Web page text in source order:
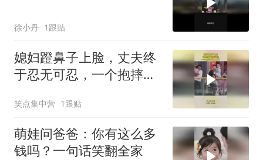
徐小丹 1跟贴
媳妇蹬鼻子上脸，丈夫终
于忍无可忍，一个抱摔瞬
笑点集中营 1跟贴
萌娃问爸爸：你有这么多
钱吗？一句话笑翻全家